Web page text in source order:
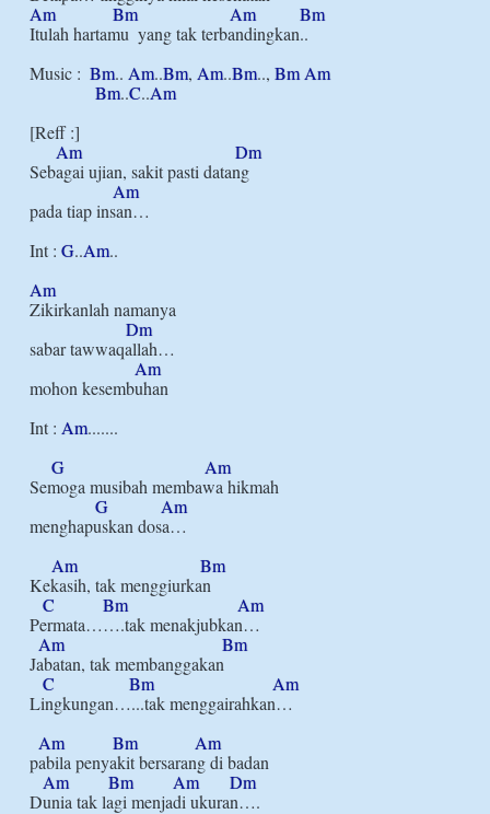
Am
Bm Am
Bm
Itulah hartamu  yang tak terbandingkan..
Music : Bm.. Am..Bm, Am..Bm.., Bm Am
Bm..C..Am
[Reff :]
Am
Dm
Sebagai ujian, sakit pasti datang
Am
pada tiap insan…
Int : G..Am..
Am
Zikirkanlah namanya
Dm
sabar tawwaqallah…
Am
mohon kesembuhan
Int : Am.......
G
Am
Semoga musibah membawa hikmah
G
Am
menghapuskan dosa…
Am
Bm
Kekasih, tak menggiurkan
C
Bm
Am
Permata…….tak menakjubkan…
Am
Bm
Jabatan, tak membanggakan
C
Bm
Am
Lingkungan…...tak menggairahkan…
Am
Bm
Am
pabila penyakit bersarang di badan
Am
Bm Am
Dm
Dunia tak lagi menjadi ukuran….